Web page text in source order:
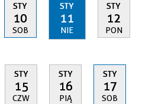
STY
10
SOB
STY
11
NIE
STY
12
PON
STY
15
CZW
STY
16
PIĄ
STY
17
SOB